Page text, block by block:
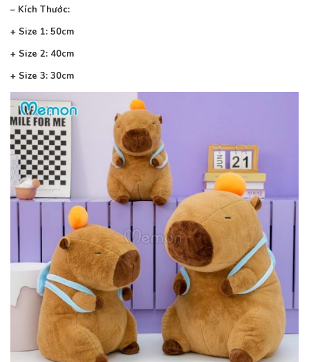
– Kích Thước:
+ Size 1: 50cm
+ Size 2: 40cm
+ Size 3: 30cm